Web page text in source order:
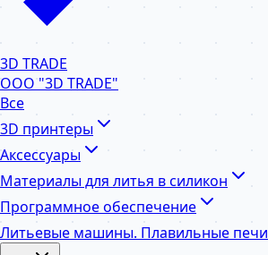
3D TRADE
ООО "3D TRADE"
Все
3D принтеры
Аксессуары
Материалы для литья в силикон
Программное обеспечение
Литьевые машины. Плавильные печи